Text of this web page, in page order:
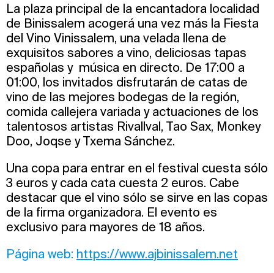
La plaza principal de la encantadora localidad
de Binissalem acogerá una vez más la Fiesta
del Vino Vinissalem, una velada llena de
exquisitos sabores a vino, deliciosas tapas
españolas y música en directo. De 17:00 a
01:00, los invitados disfrutarán de catas de
vino de las mejores bodegas de la región,
comida callejera variada y actuaciones de los
talentosos artistas Rivallval, Tao Sax, Monkey
Doo, Joqse y Txema Sánchez.
Una copa para entrar en el festival cuesta sólo
3 euros y cada cata cuesta 2 euros. Cabe
destacar que el vino sólo se sirve en las copas
de la firma organizadora. El evento es
exclusivo para mayores de 18 años.
Página web: https://www.ajbinissalem.net